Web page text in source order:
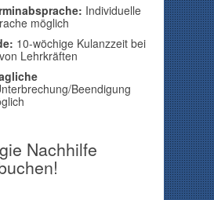
Individuelle
möglich
10-wöchige Kulanzzeit bei
Lehrkräften
Beendigung
Nachhilfe